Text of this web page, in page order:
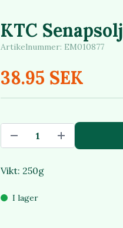
KTC
Artikelnummer: EM010877
38.95 SEK
Vikt: 250g
I lager